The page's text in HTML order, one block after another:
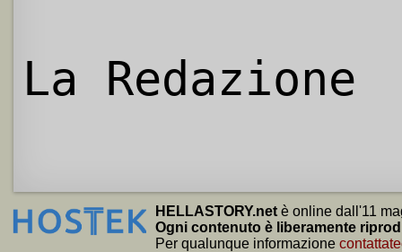
La Redazione
HELLASTORY.net è online dall'11
Ogni contenuto è liberamente
Per qualunque informazione